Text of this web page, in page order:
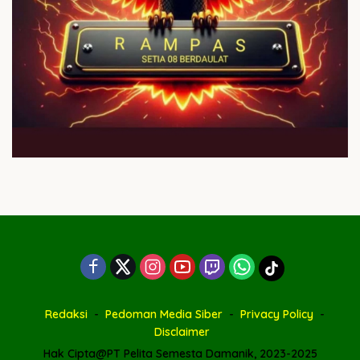
Redaksi Pedoman Media Siber
Privacy Policy
Disclaimer
Hak Cipta@PT Pelita Semesta Damanik, 2023-2025